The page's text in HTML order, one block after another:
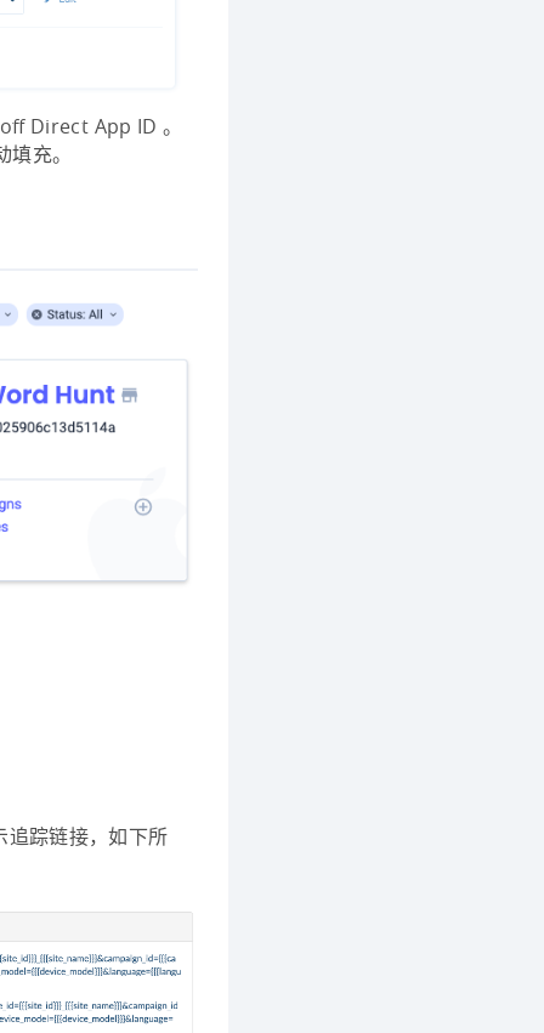
Direct App ID 。
充。
踪链接，如下所